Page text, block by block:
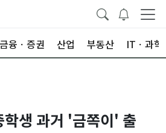
금융ㆍ증권 산업 부동산 ITㆍ과학
생 과거 '금쪽이' 출